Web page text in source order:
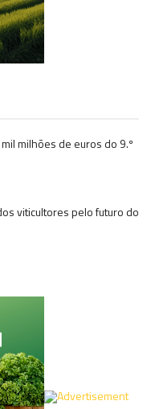
milhões de euros do 9.º
viticultores pelo futuro do